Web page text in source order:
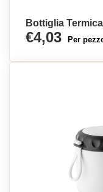
Bottiglia
€4,03 Per